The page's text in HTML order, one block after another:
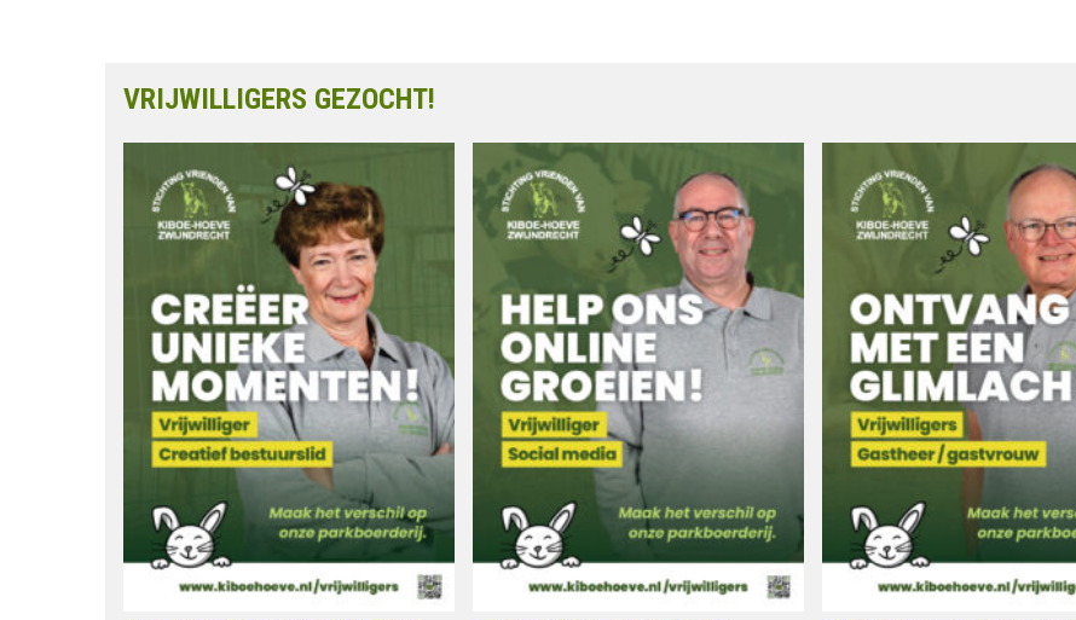
VRIJWILLIGERS GEZOCHT!